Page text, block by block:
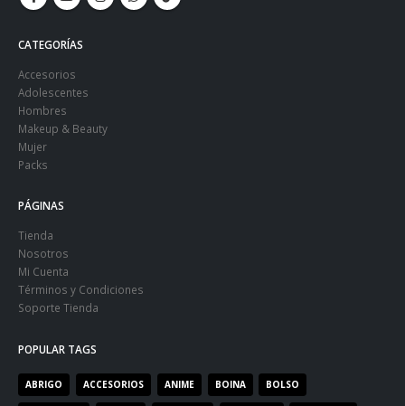
CATEGORÍAS
Accesorios
Adolescentes
Hombres
Makeup & Beauty
Mujer
Packs
PÁGINAS
Tienda
Nosotros
Mi Cuenta
Términos y Condiciones
Soporte Tienda
POPULAR TAGS
ABRIGO ACCESORIOS ANIME BOINA BOLSO